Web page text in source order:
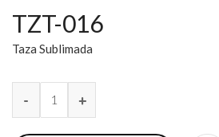
TZT-016
Taza Sublimada